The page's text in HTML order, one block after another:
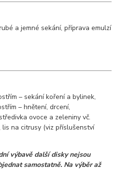
a jemné sekání, příprava emulzí
– sekání koření a bylinek,
– hnětení, drcení,
ovoce a zeleniny vč.
na citrusy (viz příslušenství
výbavě další disky nejsou
samostatně. Na výběr až